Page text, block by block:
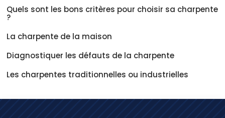
Quels sont les bons critères pour choisir sa charpente
?
La charpente de la maison
Diagnostiquer les défauts de la charpente
Les charpentes traditionnelles ou industrielles